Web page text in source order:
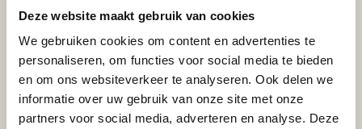
Deze website maakt gebruik van cookies
We gebruiken cookies om content en advertenties te
personaliseren, om functies voor social media te bieden
en om ons websiteverkeer te analyseren. Ook delen we
informatie over uw gebruik van onze site met onze
partners voor social media, adverteren en analyse. Deze
Gerelateerde producten
Homestar Lijmkoker SX100 (490
g)
Op voorraad
€8,95